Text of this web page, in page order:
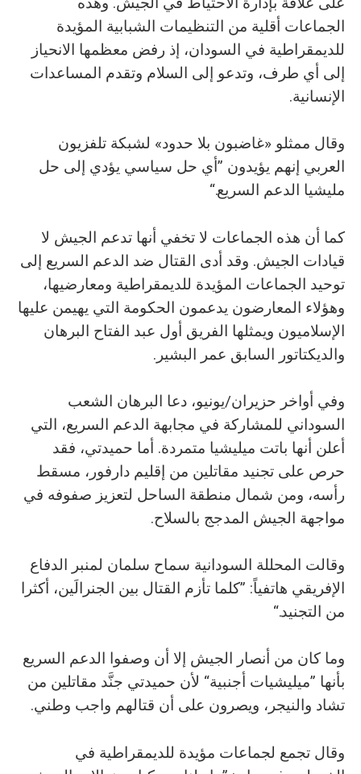
الجماعات أقلية من التنظيمات الشبابية المؤيدة
للديمقراطية في السودان، إذ رفض معظمها الانحياز
إلى أي طرف، وتدعو إلى السلام وتقدم المساعدات
الإنسانية.
وقال ممثلو «غاضبون بلا حدود» لشبكة تلفزيون
العربي إنهم يؤيدون ”أي حل سياسي يؤدي إلى حل
مليشيا الدعم السريع.“
كما أن هذه الجماعات لا تخفي أنها تدعم الجيش لا
قيادات الجيش. وقد أدى القتال ضد الدعم السريع إلى
توحيد الجماعات المؤيدة للديمقراطية ومعارضيها،
وهؤلاء المعارضون يدعمون الحكومة التي يهيمن عليها
الإسلاميون ويمثلها الفريق أول عبد الفتاح البرهان
والديكتاتور السابق عمر البشير.
وفي أواخر حزيران/يونيو، دعا البرهان الشعب
السوداني للمشاركة في مجابهة الدعم السريع، التي
أعلن أنها باتت ميليشيا متمردة. أما حميدتي، فقد
حرص على تجنيد مقاتلين من إقليم دارفور، مسقط
رأسه، ومن شمال منطقة الساحل لتعزيز صفوفه في
مواجهة الجيش المدجج بالسلاح.
وقالت المحللة السودانية سماح سلمان لمنبر الدفاع
الإفريقي هاتفياً: ”كلما تأزم القتال بين الجنرالَين، أكثرا
من التجنيد.“
وما كان من أنصار الجيش إلا أن وصفوا الدعم السريع
بأنها ”ميليشيات أجنبية“ لأن حميدتي جنَّد مقاتلين من
تشاد والنيجر، ويصرون على أن قتالهم واجب وطني.
وقال تجمع لجماعات مؤيدة للديمقراطية في